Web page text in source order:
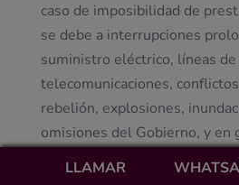
caso de imposibilidad de
se debe a interrupciones
suministro eléctrico, líneas de
telecomunicaciones,
rebelión, explosiones,
omisiones del Gobierno, y en
supuestos de fuerza mayor o
LLAMAR